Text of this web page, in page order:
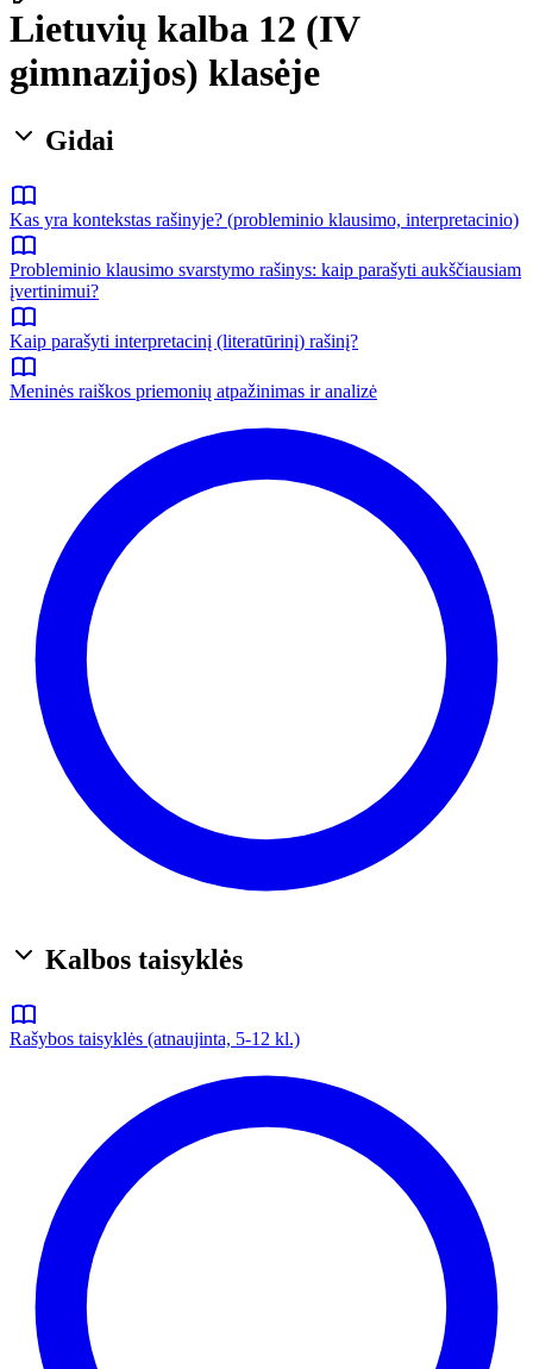
Lietuvių kalba 12 (IV
gimnazijos) klasėje
Gidai
Kas yra kontekstas rašinyje? (probleminio klausimo, interpretacinio)
Probleminio klausimo svarstymo rašinys: kaip parašyti aukščiausiam
įvertinimui?
Kaip parašyti interpretacinį (literatūrinį) rašinį?
Meninės raiškos priemonių atpažinimas ir analizė
Kalbos taisyklės
Rašybos taisyklės (atnaujinta, 5-12 kl.)